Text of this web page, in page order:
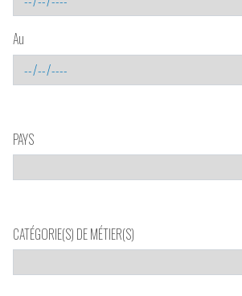
Au
PAYS
CATÉGORIE(S) DE MÉTIER(S)